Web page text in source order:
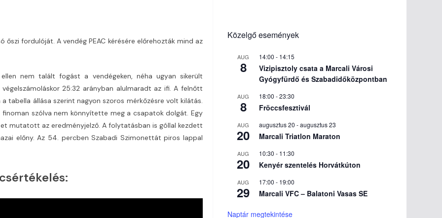
fordulóját. A vendég PEAC kérésére előrehozták mind az
nem talált fogást a vendégeken, néha ugyan sikerült
25:32 arányban alulmaradt az ifi. A felnőtt
tabella állása szerint nagyon szoros mérkőzésre volt kilátás.
szólva nem könnyítette meg a csapatok dolgát. Egy
mutatott az eredményjelző. A folytatásban is góllal kezdett
előny. Az 54. percben Szabadi Szimonettát piros lappal
Közelgő események
AUG
8
14:00 - 14:15
Vizipisztoly csata a Marcali Városi
Gyógyfürdő és Szabadidőközpontban
AUG
8
18:00 -23:30
Fröccsfesztivál
AUG
20
augusztus 20 -augusztus 23
Marcali Triatlon Maraton
AUG
20
10:30 - 11:30
Kenyér szentelés Horvátkúton
AUG
29
17:00 - 19:00
Marcali VFC – Balatoni Vasas SE
Naptár megtekintése